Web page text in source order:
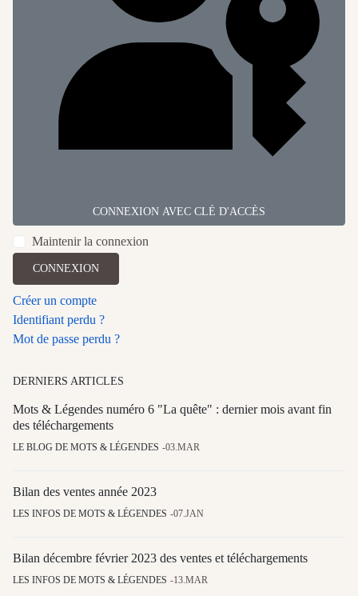
CONNEXION AVEC CLÉ D'ACCÈS
Maintenir la connexion
CONNEXION
Créer un compte
Identifiant perdu ?
Mot de passe perdu ?
DERNIERS ARTICLES
Mots & Légendes numéro 6 "La quête" : dernier mois avant fin
des téléchargements
LE BLOG DE MOTS & LÉGENDES 03.MAR
Bilan des ventes année 2023
LES INFOS DE MOTS & LÉGENDES 07.JAN
Bilan décembre février 2023 des ventes et téléchargements
LES INFOS DE MOTS & LÉGENDES 13.MAR